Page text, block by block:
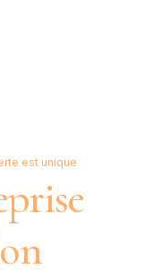
est unique